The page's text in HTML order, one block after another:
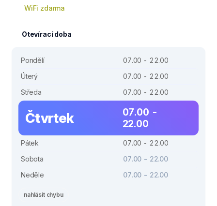
WiFi zdarma
Otevírací doba
Pondělí
07.00 - 22.00
Úterý
07.00 - 22.00
Středa
07.00 - 22.00
Čtvrtek
07.00 -
22.00
Pátek
07.00 - 22.00
Sobota
07.00 - 22.00
Neděle
07.00 - 22.00
nahlásit chybu